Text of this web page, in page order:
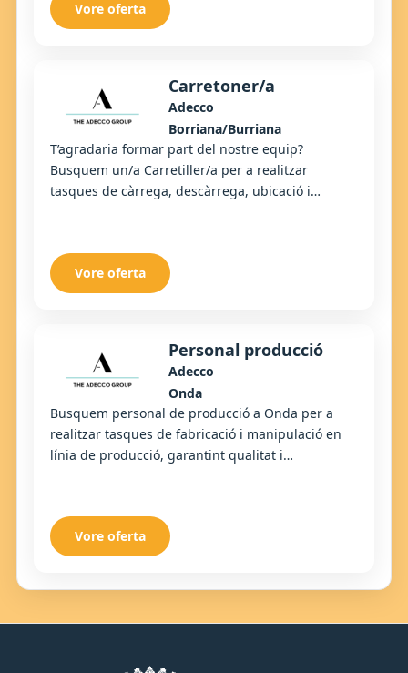
Vore oferta
Carretoner/a
Adecco
Borriana/Burriana
T’agradaria formar part del nostre equip?
Busquem un/a Carretiller/a per a realitzar
tasques de càrrega, descàrrega, ubicació i
Vore oferta
Personal producció
Adecco
Onda
Busquem personal de producció a Onda per a
realitzar tasques de fabricació i manipulació en
línia de producció, garantint qualitat i
Vore oferta